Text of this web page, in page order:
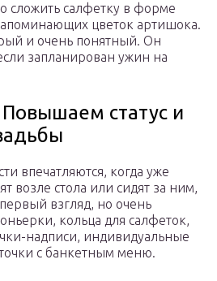
сложить салфетку в форме
цветок артишока.
и очень понятный. Он
запланирован ужин на
статус и
впечатляются, когда уже
возле стола или сидят за ним,
взгляд, но очень
кольца для салфеток,
надписи, индивидуальные
с банкетным меню.